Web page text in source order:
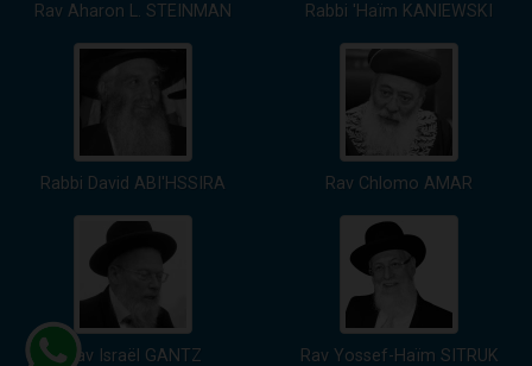
Rav Aharon L. STEINMAN Rabbi 'Haïm KANIEWSKI
Rabbi David ABI'HSSIRA Rav Chlomo AMAR
Rav Israël GANTZ Rav Yossef-Haïm SITRUK